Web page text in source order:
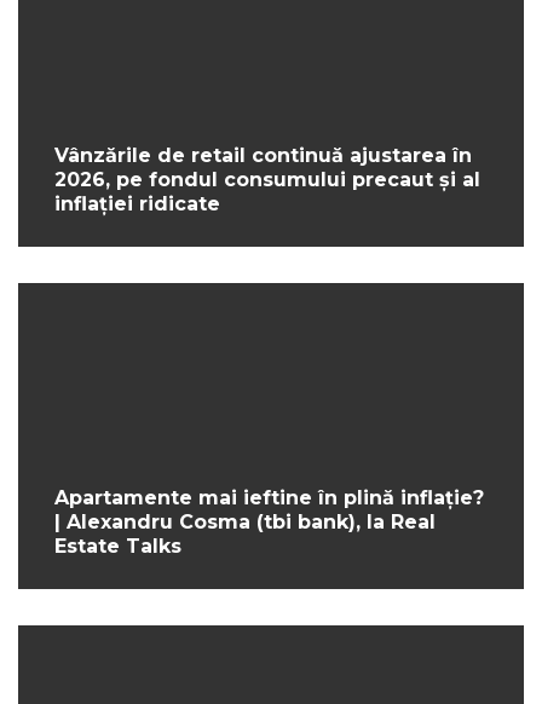
Vânzările de retail continuă ajustarea în
2026, pe fondul consumului precaut și al
inflației ridicate
Apartamente mai ieftine în plină inflație?
| Alexandru Cosma (tbi bank), la Real
Estate Talks